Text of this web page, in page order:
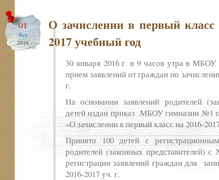
01
Фев
2016
О зачислении в первый класс
2017 учебный год
30 января 2016 г. в 9 часов утра в
прием заявлений от граждан по
г.
На основании заявлений родителей
детей издан приказ МБОУ гимназии №1
«О зачислении в первый класс на 2016-
Принято 100 детей с
родителей (законных
регистрации заявлений граждан для
2016-2017 уч. г.